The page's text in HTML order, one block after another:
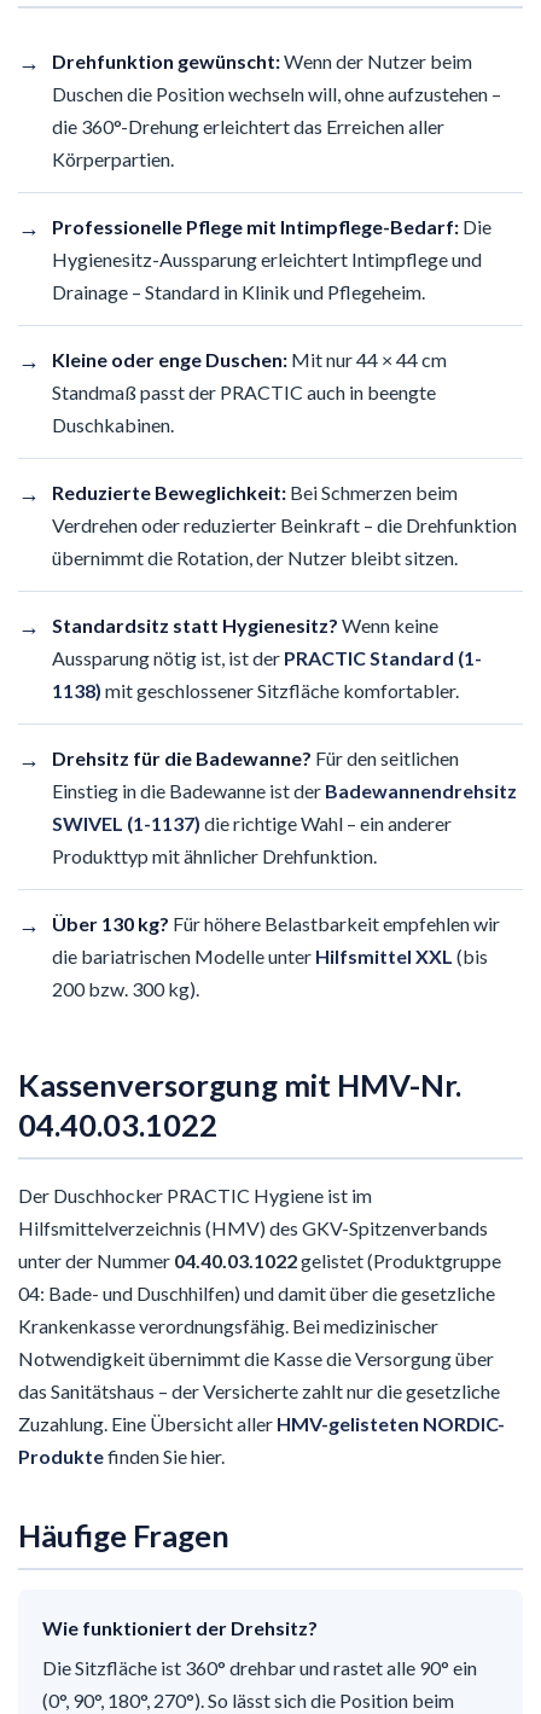
→ Drehfunktion gewünscht:Wenn der Nutzer beim
Duschen die Position wechseln will, ohne aufzustehen –
die 360°-Drehung erleichtert das Erreichen aller
Körperpartien.
→ Professionelle Pflege mit Intimpflege-Bedarf: Die
Hygienesitz-Aussparung erleichtert Intimpflege und
Drainage – Standard in Klinik und Pflegeheim.
→ Kleine oder enge Duschen: Mit nur 44 × 44 cm
Standmaß passt der PRACTIC auch in beengte
Duschkabinen.
→ Reduzierte Beweglichkeit: Bei Schmerzen beim
Verdrehen oder reduzierter Beinkraft – die Drehfunktion
übernimmt die Rotation, der Nutzer bleibt sitzen.
→ Standardsitz statt Hygienesitz? Wenn keine
Aussparung nötig ist, ist der PRACTIC Standard (1-
1138) mit geschlossener Sitzfläche komfortabler.
→ Drehsitz für die Badewanne? Für den seitlichen
Einstieg in die Badewanne ist der Badewannendrehsitz
SWIVEL (1-1137) die richtige Wahl – ein anderer
Produkttyp mit ähnlicher Drehfunktion.
→ Über 130 kg? Für höhere Belastbarkeit empfehlen wir
die bariatrischen Modelle unter Hilfsmittel XXL (bis
200 bzw. 300 kg).
Kassenversorgung mit HMV-Nr.
04.40.03.1022
Der Duschhocker PRACTIC Hygiene ist im
Hilfsmittelverzeichnis (HMV) des GKV-Spitzenverbands
unter der Nummer 04.40.03.1022gelistet (Produktgruppe
04: Bade- und Duschhilfen) und damit über die gesetzliche
Krankenkasse verordnungsfähig. Bei medizinischer
Notwendigkeit übernimmt die Kasse die Versorgung über
das Sanitätshaus – der Versicherte zahlt nur die gesetzliche
Zuzahlung. Eine Übersicht aller HMV-gelisteten NORDIC-
Produktefinden Sie hier.
Häufige Fragen
Wie funktioniert der Drehsitz?
Die Sitzfläche ist 360° drehbar und rastet alle 90° ein
(0°, 90°, 180°, 270°). So lässt sich die Position beim